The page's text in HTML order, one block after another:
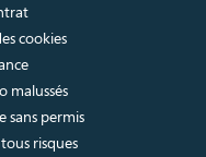
cookies
malussés
sans permis
risques